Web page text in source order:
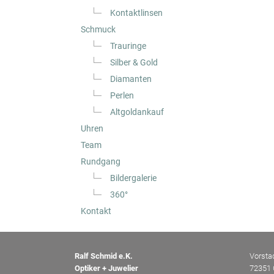
Kontaktlinsen
Schmuck
Trauringe
Silber & Gold
Diamanten
Perlen
Altgoldankauf
Uhren
Team
Rundgang
Bildergalerie
360°
Kontakt
Ralf Schmid e.K.
Optiker + Juwelier
72351